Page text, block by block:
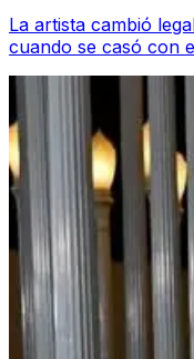
La artista cambió
cuando se casó con